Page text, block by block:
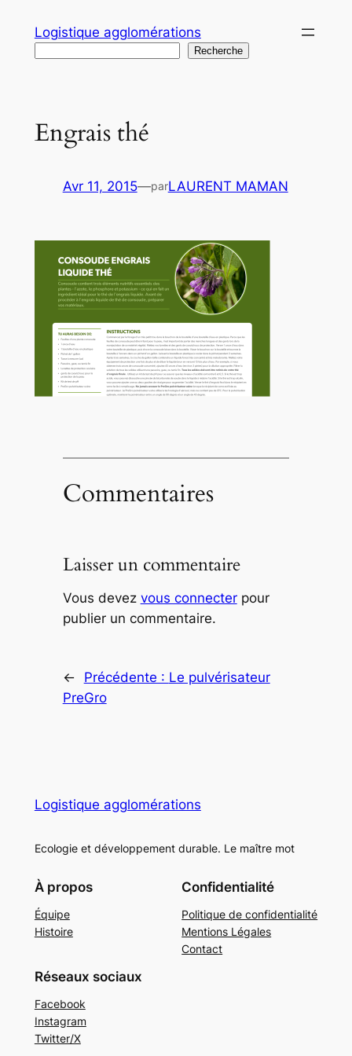
contenu
Logistique agglomérations
Recherche
Engrais thé
Avr 11, 2015—parLAURENT MAMAN
Commentaires
Laisser un commentaire
Vous devez vous connecterpour
publier un commentaire.
← Précédente : Le pulvérisateur
PreGro
Logistique agglomérations
Ecologie et développement durable. Le maître mot
À propos
Équipe
Histoire
Confidentialité
Politique de confidentialité
Mentions Légales
Contact
Réseaux sociaux
Facebook
Instagram
Twitter/X